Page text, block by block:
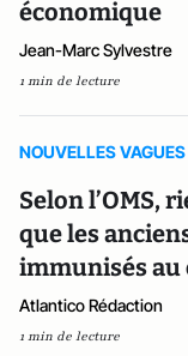
économique
Jean-Marc Sylvestre
1 min de lecture
NOUVELLES VAGUES
Selon l’OMS,
que les
immunisés
Atlantico Rédaction
1 min de lecture